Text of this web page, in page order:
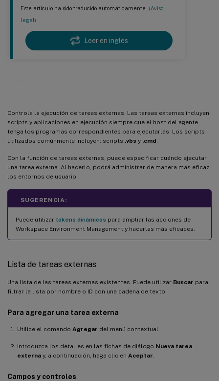
Este artículo ha sido traducido automáticamente. (Aviso
legal)
Leer en inglés
Controla la ejecución de tareas externas. Las tareas externas incluyen
scripts y aplicaciones en ejecución siempre que el host del agente
tenga los programas correspondientes para ejecutarlas. Los scripts
utilizados comúnmente incluyen: scripts .vbs y .cmd
Con la función de tareas externas, puede especificar cuándo ejecutar
una tarea externa. Al hacerlo, podrá administrar de manera más eficaz
los entornos de usuario.
SUGERENCIA:
Puede utilizar tokens dinámicos para ampliar las acciones de
Workspace Environment Management y hacerlas más eficaces.
Lista de tareas externas
Una lista de las tareas externas existentes. Puede utilizar Buscar para
filtrar la lista por nombre o ID con una cadena de texto.
Para agregar una tarea externa
Utilice el comando Agregar del menú contextual.
Introduzca los detalles en las fichas de diálogo Nueva tarea
externa y, a continuación, haga clic en Aceptar
Campos y controles